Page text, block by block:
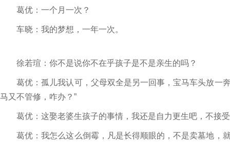
葛优：一个月一次？
车晓：我的梦想，一年一次。
徐若瑄：你不是说你不在乎孩子是不是亲生的吗？
葛优：孤儿我认可，父母双全是另一回事，宝马车头放一
马又不管修，咋办？”
葛优：这娶老婆生孩子的事情，我还是自力更生吧，不接
葛优：我怎么这么倒霉，凡是长得顺眼的，不是卖墓地，